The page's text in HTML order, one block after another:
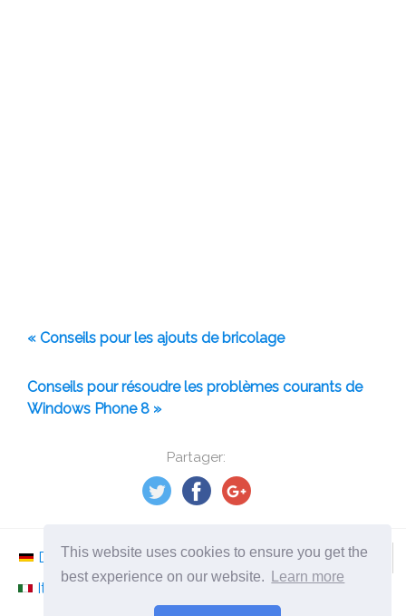
This website uses cookies to ensure you get the
best experience on our website.
Learn more
Partager:
« Conseils pour les ajouts de bricolage
Conseils pour résoudre les problèmes courants de
Windows Phone 8 »
Deutsch Nederlands Svenska
Norsk
Italiano
Español Românesc